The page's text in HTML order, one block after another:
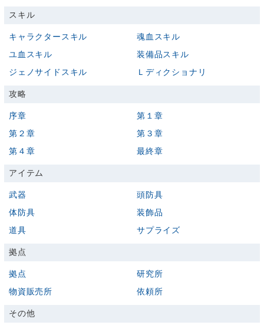
スキル
キャラクタースキル
魂血スキル
ユ血スキル
装備品スキル
ジェノサイドスキル
Ｌディクショナリ
攻略
序章
第１章
第２章
第３章
第４章
最終章
アイテム
武器
頭防具
体防具
装飾品
道具
サプライズ
拠点
拠点
研究所
物資販売所
依頼所
その他